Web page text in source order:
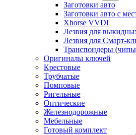
Заготовки авто
Заготовки авто с
Xhorse VVDI
Лезвия для
Лезвия для Смарт-
Транспондеры
Оригиналы ключей
Крестовые
Трубчатые
Помповые
Ригельные
Оптические
Железнодорожные
Мебельные
Готовый комплект